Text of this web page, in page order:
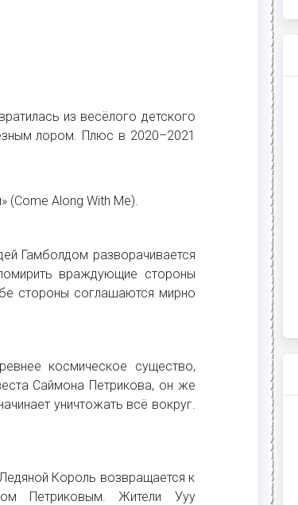
из весёлого детского
лором. Плюс в 2020–2021
(Come Along With Me).
Гамболдом разворачивается
враждующие стороны
стороны соглашаются мирно
космическое существо,
Саймона Петрикова, он же
уничтожать всё вокруг.
Король возвращается к
Петриковым. Жители Ууу